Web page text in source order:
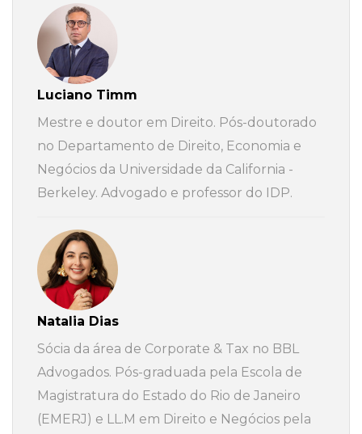
Luciano Timm
Mestre e doutor em Direito. Pós-doutorado
no Departamento de Direito, Economia e
Negócios da Universidade da California -
Berkeley. Advogado e professor do IDP.
Natalia Dias
Sócia da área de Corporate & Tax no BBL
Advogados. Pós-graduada pela Escola de
Magistratura do Estado do Rio de Janeiro
(EMERJ) e LL.M em Direito e Negócios pela